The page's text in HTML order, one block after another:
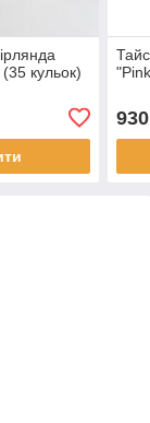
кульок)
930